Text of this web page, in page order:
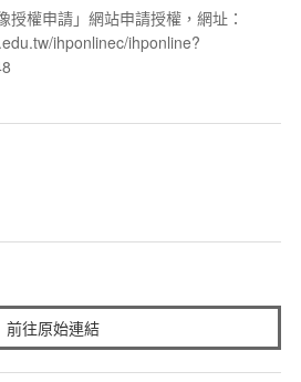
授權申請」網站申請授權，網址：
ihponlinec/ihponline?
前往原始連結